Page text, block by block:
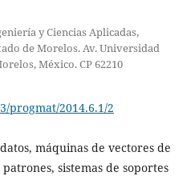
y Ciencias Aplicadas,
de Morelos. Av. Universidad
México. CP 62210
progmat/2014.6.1/2
máquinas de vectores de
sistemas de soportes